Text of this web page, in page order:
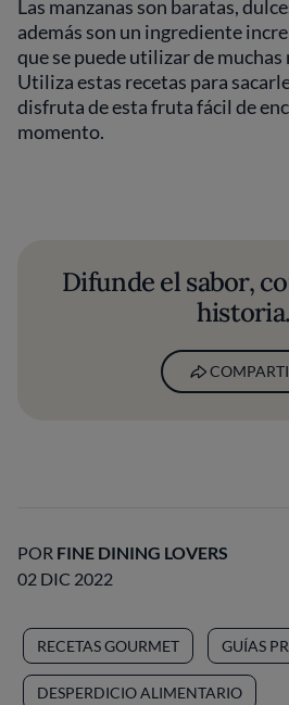
Las manzanas son baratas,
además son un ingrediente
que se puede utilizar de
Utiliza estas recetas para
disfruta de esta fruta fácil de
momento.
Difunde el sabor,
historia.
POR FINE DINING LOVERS
02 DIC 2022
RECETAS GOURMET GUÍAS
DESPERDICIO ALIMENTARIO